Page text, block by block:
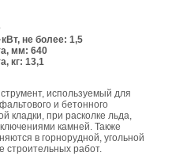
не более: 1,5
мм: 640
кг: 13,1
используемый для
и бетонного
кладки, при расколке льда,
камней. Также
в горнорудной, угольной
строительных работ.